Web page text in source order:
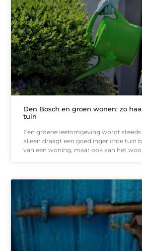
Den Bosch en groen wonen: zo
tuin
Een groene leefomgeving wordt
alleen draagt een goed ingerichte tuin
van een woning, maar ook aan het